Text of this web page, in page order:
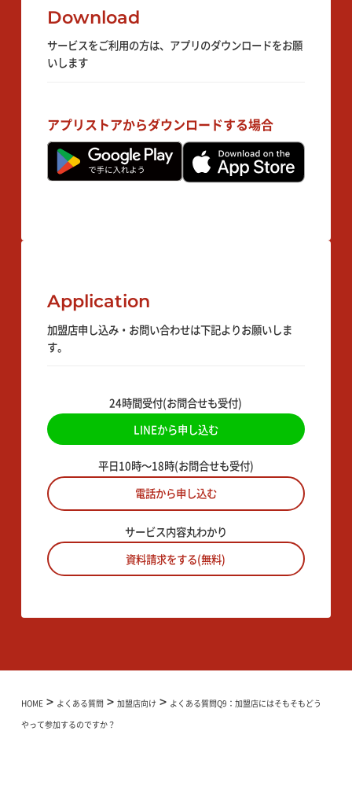
Download
サービスをご利用の方は、アプリのダウンロードをお願
いします
アプリストアからダウンロードする場合
Application
加盟店申し込み・お問い合わせは下記よりお願いしま
す。
24時間受付(お問合せも受付)
LINEから申し込む
平日10時〜18時(お問合せも受付)
電話から申し込む
サービス内容丸わかり
資料請求をする(無料)
HOME> よくある質問 > 加盟店向け> よくある質問Q9：加盟店にはそもそもどう
やって参加するのですか？